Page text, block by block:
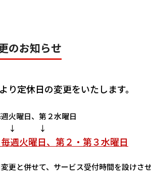
のお知らせ
り定休日の変更をいたします。
週火曜日、第２水曜日
↓
毎週火曜日、第２・第３水曜日
更と併せて、サービス受付時間を設けさ